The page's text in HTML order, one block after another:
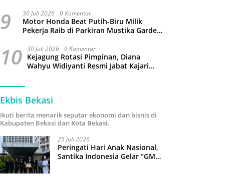
Komentar Medsos
9 30 Juli 2026 0 Komentar
Motor Honda Beat Putih-Biru Milik
Pekerja Raib di Parkiran Mustika Garden
10 30 Juli 2026 0 Komentar
Kejagung Rotasi Pimpinan, Diana
Wahyu Widiyanti Resmi Jabat Kajari
Ekbis Bekasi
Ikuti berita menarik seputar ekonomi dan bisnis di
Kabupaten Bekasi dan Kota Bekasi.
25 Juli 2026
Peringati Hari Anak Nasional,
Santika Indonesia Gelar “GM